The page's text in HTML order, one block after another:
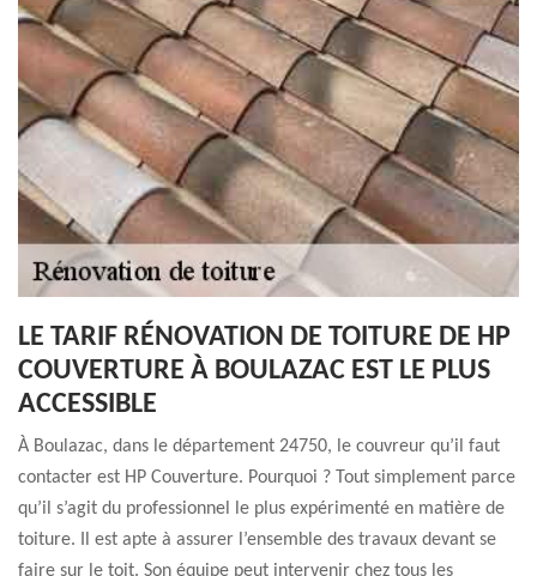
LE TARIF RÉNOVATION DE TOITURE DE HP
COUVERTURE À BOULAZAC EST LE PLUS
ACCESSIBLE
À Boulazac, dans le département 24750, le couvreur qu’il faut
contacter est HP Couverture. Pourquoi ? Tout simplement parce
qu’il s’agit du professionnel le plus expérimenté en matière de
toiture. Il est apte à assurer l’ensemble des travaux devant se
faire sur le toit. Son équipe peut intervenir chez tous les